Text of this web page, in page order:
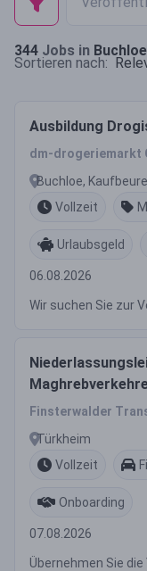
344 Jobs in Buchloe
Sortieren nach:
Ausbildung
dm-drogeriemarkt
Buchloe,
Vollzeit
Urlaubsgeld
06.08.2026
Wir suchen Sie zur
Finsterwalder
Türkheim
Vollzeit
Onboarding
07.08.2026
Übernehmen Sie